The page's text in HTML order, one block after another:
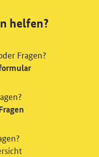
helfen?
Fragen?